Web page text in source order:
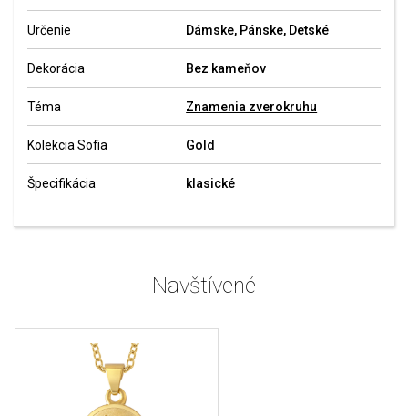
Určenie Dámske, Pánske, Detské
Dekorácia Bez kameňov
Téma Znamenia zverokruhu
Kolekcia Sofia Gold
Špecifikácia klasické
Navštívené